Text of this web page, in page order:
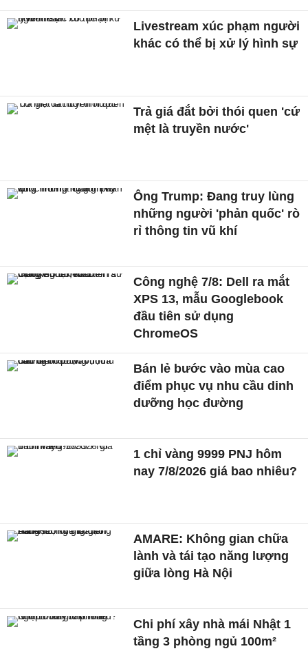
Livestream xúc phạm người
khác có thể bị xử lý hình sự
Trả giá đắt bởi thói quen 'cứ
mệt là truyền nước'
Ông Trump: Đang truy lùng
những người 'phản quốc' rò
rỉ thông tin vũ khí
Công nghệ 7/8: Dell ra mắt
XPS 13, mẫu Googlebook
đầu tiên sử dụng
ChromeOS
Bán lẻ bước vào mùa cao
điểm phục vụ nhu cầu dinh
dưỡng học đường
1 chỉ vàng 9999 PNJ hôm
nay 7/8/2026 giá bao nhiêu?
AMARE: Không gian chữa
lành và tái tạo năng lượng
giữa lòng Hà Nội
Chi phí xây nhà mái Nhật 1
tầng 3 phòng ngủ 100m²